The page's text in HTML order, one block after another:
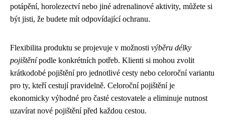
potápění, horolezectví nebo jiné adrenalinové aktivity, můžete si
být jisti, že budete mít odpovídající ochranu.
Flexibilita produktu se projevuje v možnosti výběru délky
pojištěnípodle konkrétních potřeb. Klienti si mohou zvolit
krátkodobé pojištění pro jednotlivé cesty nebo celoroční variantu
pro ty, kteří cestují pravidelně. Celoroční pojištění je
ekonomicky výhodné pro časté cestovatele a eliminuje nutnost
uzavírat nové pojištění před každou cestou.